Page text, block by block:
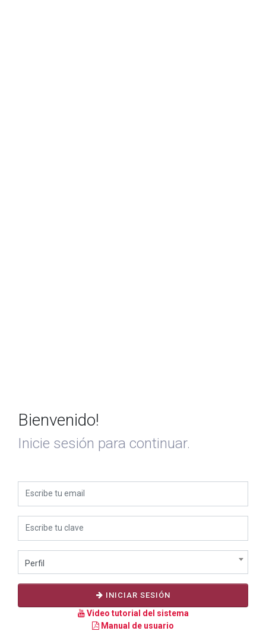
Bienvenido!
Inicie sesión para continuar.
Perfil
INICIAR SESIÓN
Video tutorial del sistema
Manual de usuario